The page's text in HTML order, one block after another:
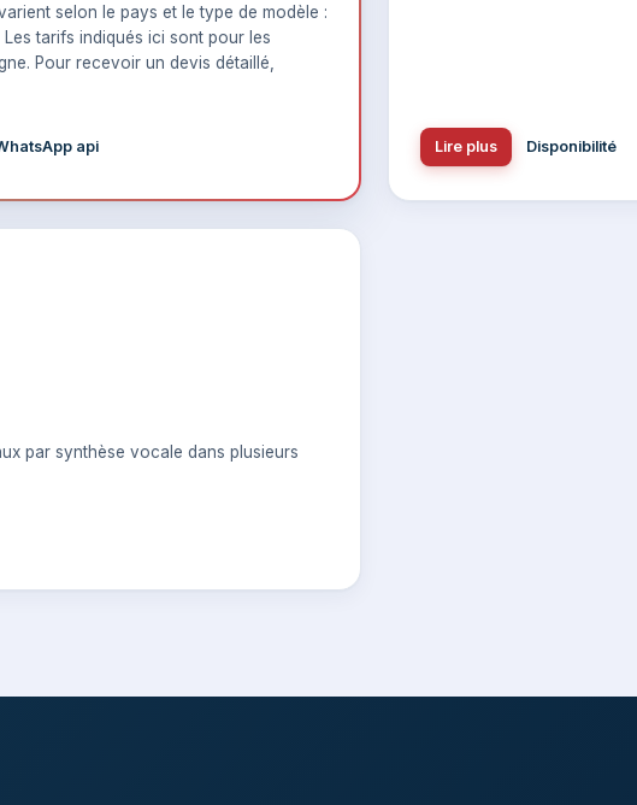
selon le pays et le type de modèle :
tarifs indiqués ici sont pour les
Pour recevoir un devis détaillé,
api Lire plus Disponibilité
par synthèse vocale dans plusieurs